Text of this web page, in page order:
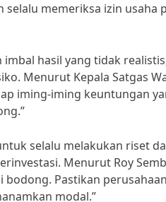
memeriksa izin usaha
hasil yang tidak
Menurut Kepala Satgas
iming-iming keuntungan
selalu melakukan riset
Menurut Roy
Pastikan
modal.”